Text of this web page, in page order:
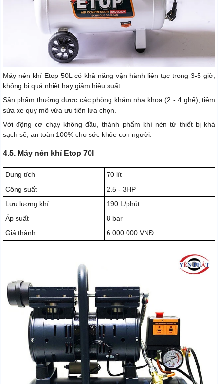
Máy nén khí Etop 50L có khả năng vận hành liên tục trong 3-5 giờ,
không bị quá nhiệt hay giảm hiệu suất.
Sản phẩm thường được các phòng khám nha khoa (2 - 4 ghế), tiệm
sửa xe quy mô vừa ưu tiên lựa chọn.
Với động cơ chạy không đầu, thành phẩm khí nén từ thiết bị khá
sạch sẽ, an toàn 100% cho sức khỏe con người.
4.5. Máy nén khí Etop 70l
Dung tích
70 lít
Công suất
2.5 - 3HP
Lưu lượng khí
190 L/phút
Áp suất
8 bar
Giá thành
6.000.000 VNĐ